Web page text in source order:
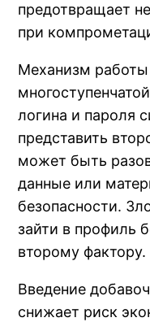
предотвращает
при
Механизм работы
логина и пароля
представить
может быть
данные или
безопасности.
зайти в профиль
второму фактору.
Введение
снижает риск